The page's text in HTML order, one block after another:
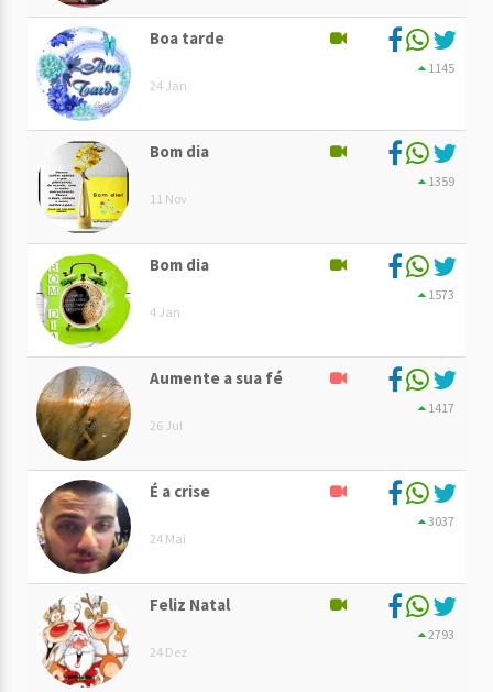
Boa tarde
24 Jan
1145
Bom dia
11 Nov
1359
Bom dia
4 Jan
1573
Aumente a sua fé
26 Jul
1417
É a crise
24 Mai
3037
Feliz Natal
24 Dez
2793